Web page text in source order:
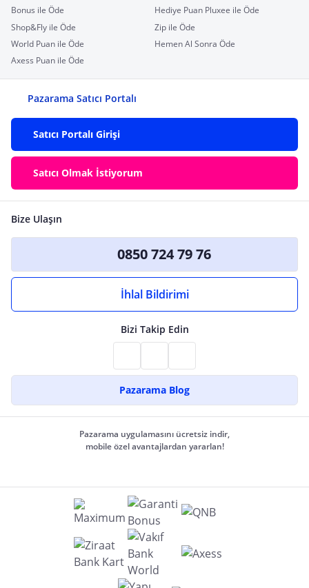
Bonus ile Öde
Hediye Puan Pluxee ile Öde
Shop&Fly ile Öde
Zip ile Öde
World Puan ile Öde
Hemen Al Sonra Öde
Axess Puan ile Öde
Pazarama Satıcı Portalı
Satıcı Portalı Girişi
Satıcı Olmak İstiyorum
Bize Ulaşın
0850 724 79 76
İhlal Bildirimi
Bizi Takip Edin
Pazarama Blog
Pazarama uygulamasını ücretsiz indir,
mobile özel avantajlardan yararlan!